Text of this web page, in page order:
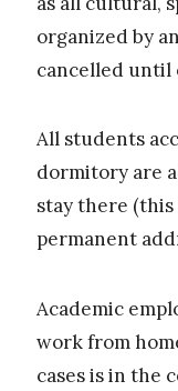
organized by
cancelled until
All students
dormitory are
stay there
permanent
Academic
work from
cases is in the